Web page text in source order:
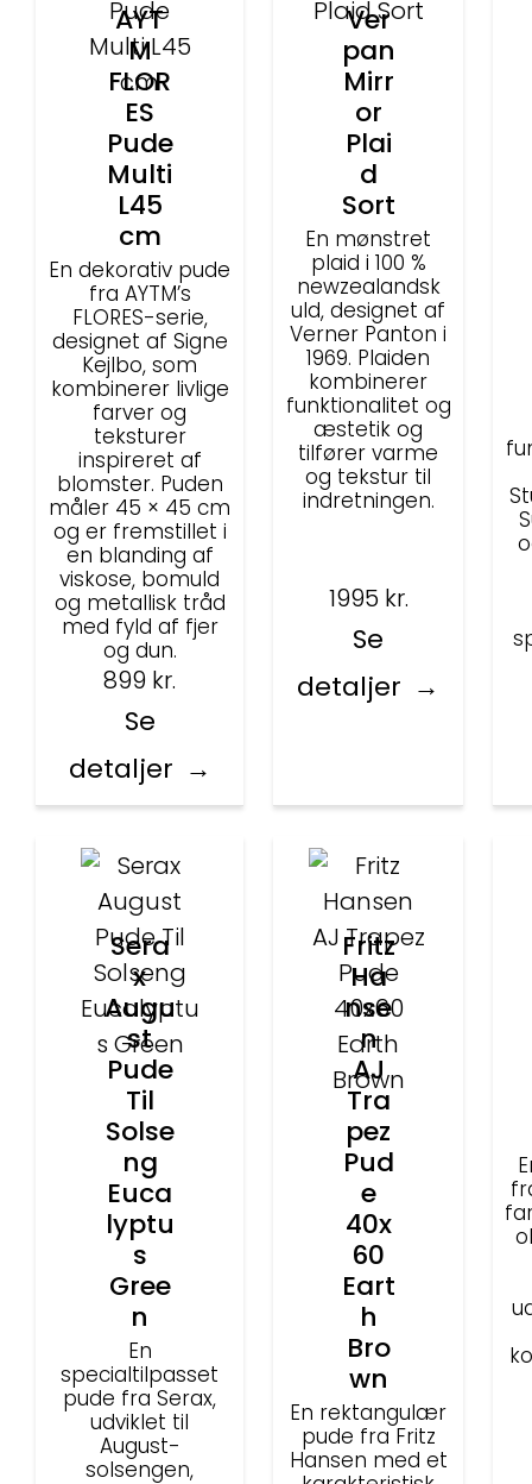
AYT
M
FLOR
ES
Pude
Multi
L45
cm
En dekorativ pude
fra AYTM’s
FLORES-serie,
designet af Signe
Kejlbo, som
kombinerer livlige
farver og
teksturer
inspireret af
blomster. Puden
måler 45 × 45 cm
og er fremstillet i
en blanding af
viskose, bomuld
og metallisk tråd
med fyld af fjer
og dun.
899 kr.
Se
detaljer
Ver
pan
Mirr
or
Plai
d
Sort
En mønstret
plaid i 100 %
newzealandsk
uld, designet af
Verner Panton i
1969. Plaiden
kombinerer
funktionalitet og
æstetik og
tilfører varme
og tekstur til
indretningen.
1995 kr.
Se
detaljer
Sera
x
Augu
st
Pude
Til
Solse
ng
Euca
lyptu
s
Gree
n
En
specialtilpasset
pude fra Serax,
udviklet til
August-
solsengen,
Fritz
Ha
nse
n
AJ
Tra
pez
Pud
e
40x
60
Eart
h
Bro
wn
En rektangulær
pude fra Fritz
Hansen med et